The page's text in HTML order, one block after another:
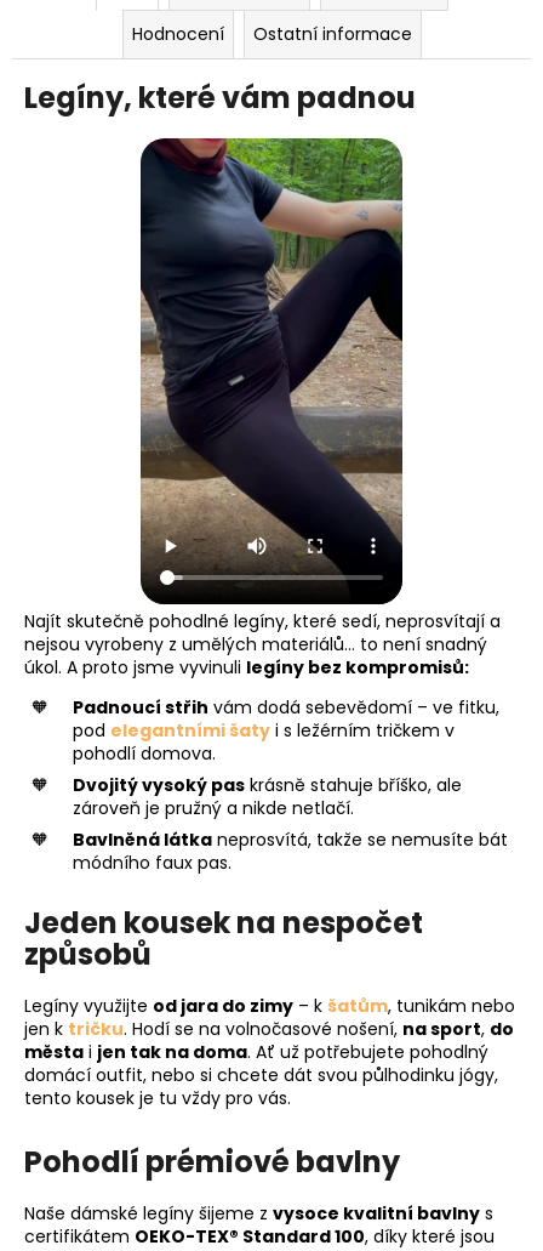
Hodnocení
Ostatní informace
Legíny, které vám padnou
Najít skutečně pohodlné legíny, které sedí, neprosvítají a
nejsou vyrobeny z umělých materiálů… to není snadný
úkol. A proto jsme vyvinuli legíny bez kompromisů:
Padnoucí střih vám dodá sebevědomí – ve fitku,
pod elegantními šaty i s ležérním tričkem v
pohodlí domova.
Dvojitý vysoký pas krásně stahuje bříško, ale
zároveň je pružný a nikde netlačí.
Bavlněná látka neprosvítá, takže se nemusíte bát
módního faux pas.
Jeden kousek na nespočet
způsobů
Legíny využijte od jara do zimy – k šatům, tunikám nebo
jen k tričku. Hodí se na volnočasové nošení, na sport, do
města i jen tak na doma. Ať už potřebujete pohodlný
domácí outfit, nebo si chcete dát svou půlhodinku jógy,
tento kousek je tu vždy pro vás.
Pohodlí prémiové bavlny
Naše dámské legíny šijeme z vysoce kvalitní bavlny s
certifikátem OEKO-TEX® Standard 100, díky které jsou